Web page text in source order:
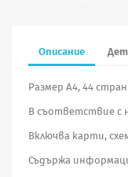
Описание
Размер А4, 44
В съответствие с
Включва карти,
Съдържа